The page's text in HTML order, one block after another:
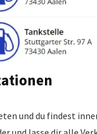
und du findest